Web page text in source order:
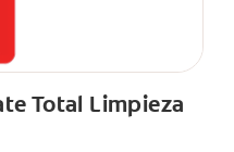
Total Limpieza